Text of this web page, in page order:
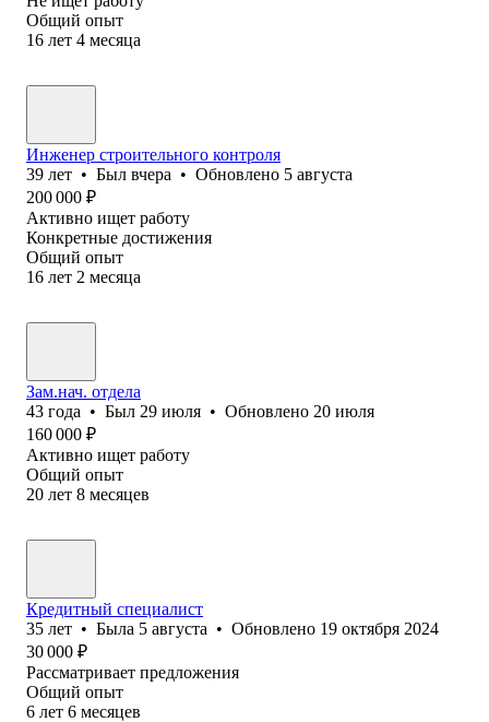
Общий опыт
16 лет 4 месяца
Инженер строительного контроля
39 лет • Был вчера • Обновлено 5 августа
200 000 ₽
Активно ищет работу
Конкретные достижения
Общий опыт
16 лет 2 месяца
Зам.нач. отдела
43 года • Был 29 июля • Обновлено 20 июля
160 000 ₽
Активно ищет работу
Общий опыт
20 лет 8 месяцев
Кредитный специалист
35 лет • Была 5 августа • Обновлено 19 октября 2024
30 000 ₽
Рассматривает предложения
Общий опыт
6 лет 6 месяцев